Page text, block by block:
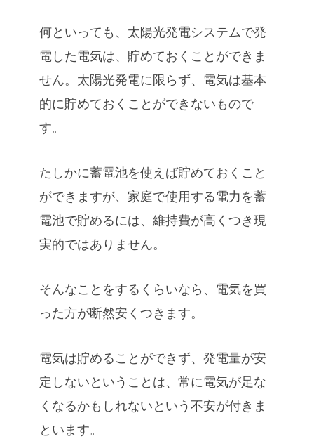
何といっても、太陽光発電システムで発
電した電気は、貯めておくことができま
せん。太陽光発電に限らず、電気は基本
的に貯めておくことができないもので
す。
たしかに蓄電池を使えば貯めておくこと
ができますが、家庭で使用する電力を蓄
電池で貯めるには、維持費が高くつき現
実的ではありません。
そんなことをするくらいなら、電気を買
った方が断然安くつきます。
電気は貯めることができず、発電量が安
定しないということは、常に電気が足な
くなるかもしれないという不安が付きま
といます。